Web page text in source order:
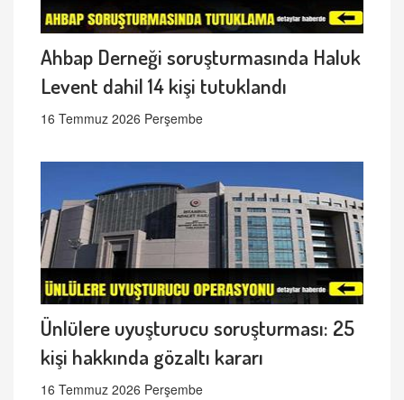
Ahbap Derneği soruşturmasında Haluk
Levent dahil 14 kişi tutuklandı
16 Temmuz 2026 Perşembe
Ünlülere uyuşturucu soruşturması: 25
kişi hakkında gözaltı kararı
16 Temmuz 2026 Perşembe